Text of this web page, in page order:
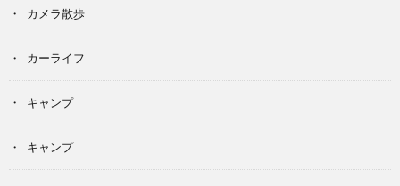
カメラ散歩
カーライフ
キャンプ
キャンプ